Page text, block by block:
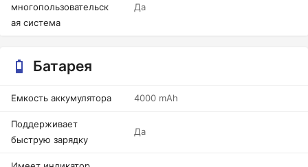
многопользовательск
ая система
Да
Батарея
Емкость аккумулятора 4000 mAh
Поддерживает
быструю зарядку
Да